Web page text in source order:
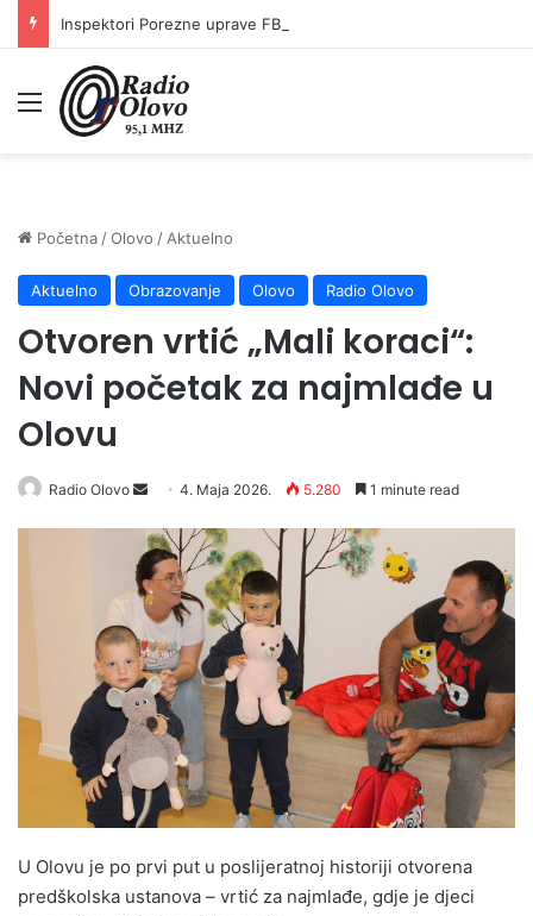
Meni
Početna /Olovo / Aktuelno
Aktuelno Obrazovanje Olovo Radio Olovo
Otvoren vrtić „Mali koraci“:
Novi početak za najmlađe u
Olovu
Radio Olovo
n
d
a
e
m
a
4. Maja 2026. 5.280 1 minute read
U Olovu je po prvi put u poslijeratnoj historiji otvorena
predškolska ustanova – vrtić za najmlađe, gdje je djeci